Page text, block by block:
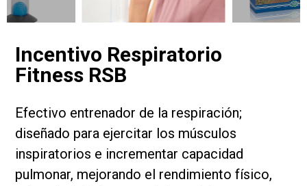
Incentivo Respiratorio
Fitness RSB
Efectivo entrenador de la respiración;
diseñado para ejercitar los músculos
inspiratorios e incrementar capacidad
pulmonar, mejorando el rendimiento físico,